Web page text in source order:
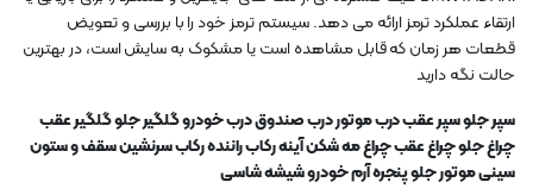
ارتقاء عملکرد ترمز ارائه می دهد. سیستم ترمز خود را با بررسی و تعویض
قطعات هر زمان که قابل مشاهده است یا مشکوک به سایش است، در بهترین
حالت نگه دارید
سپر جلو سپر عقب درب موتور درب صندوق درب خودرو گلگیر جلو گلگیر عقب
چراغ جلو چراغ عقب چراغ مه شکن آینه رکاب راننده رکاب سرنشین سقف و ستون
سینی موتور جلو پنجره آرم خودرو شیشه شاسی